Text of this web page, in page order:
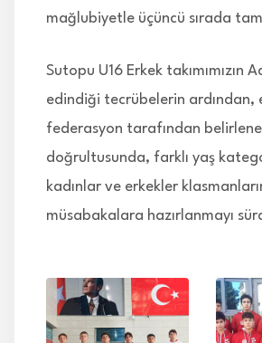
mağlubiyetle üçüncü sırada
Sutopu U16 Erkek takımımızın
edindiği tecrübelerin ardından,
federasyon tarafından
doğrultusunda, farklı yaş
kadınlar ve erkekler
müsabakalara hazırlanmayı